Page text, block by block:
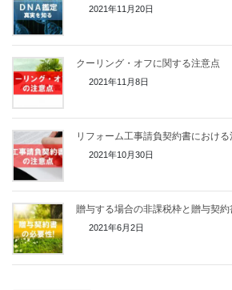
2021年11月20日
クーリング・オフに関する注意点
2021年11月8日
リフォーム工事請負契約書における
2021年10月30日
贈与する場合の非課税枠と贈与契
2021年6月2日